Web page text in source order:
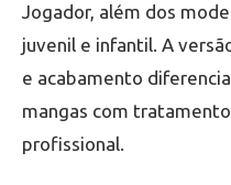
Jogador, além dos
juvenil e infantil. A
e acabamento
mangas com
profissional.